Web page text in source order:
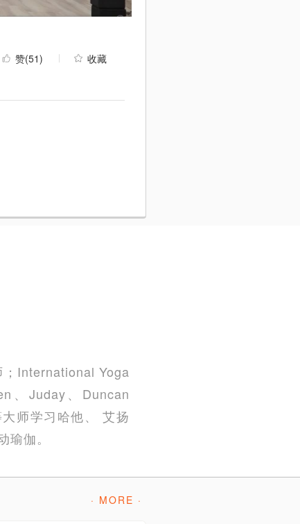
赞(51) 收藏
International Yoga
、Juday、Duncan
师学习哈他、 艾扬
伽。
· MORE ·